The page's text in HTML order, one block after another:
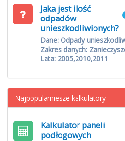
Jaka jest ilość
odpadów
unieszkodliwionych?
Dane: Odpady
Zakres danych:
Lata: 2005,2010,2011
Najpopularniesze kalkulatory
Kalkulator paneli
podłogowych